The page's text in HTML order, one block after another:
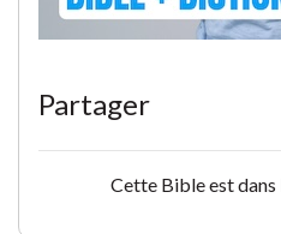
Partager
Cette Bible est